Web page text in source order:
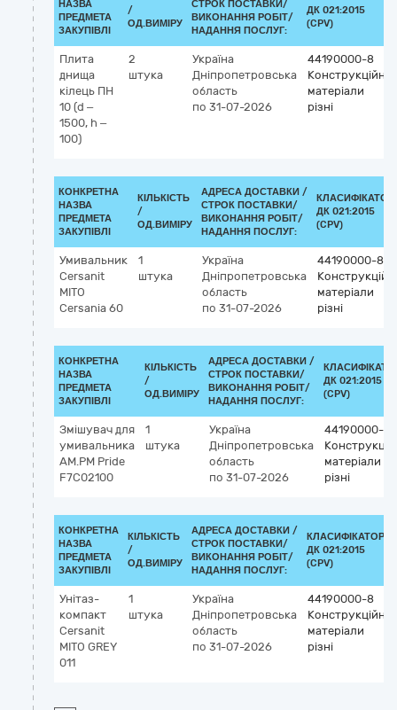
НАЗВА
ПРЕДМЕТА
ЗАКУПІВЛІ
/
ОД.ВИМІРУ
СТРОК ПОСТАВКИ/
ВИКОНАННЯ РОБІТ/
НАДАННЯ ПОСЛУГ:
ДК 021:2015
(CPV)
Плита
днища
кілець ПН
10 (d –
1500, h –
100)
2
штука
Україна
Дніпропетровська
область
по 31-07-2026
44190000-8
Конструкційні
матеріали
різні
КОНКРЕТНА
НАЗВА
ПРЕДМЕТА
ЗАКУПІВЛІ
КІЛЬКІСТЬ
/
ОД.ВИМІРУ
АДРЕСА ДОСТАВКИ /
СТРОК ПОСТАВКИ/
ВИКОНАННЯ РОБІТ/
НАДАННЯ ПОСЛУГ:
КЛАСИФІКАТОР
ДК 021:2015
(CPV)
Умивальник
Cersanit
MITO
Cersania 60
1
штука
Україна
Дніпропетровська
область
по 31-07-2026
44190000-8
Конструкційні
матеріали
різні
КОНКРЕТНА
НАЗВА
ПРЕДМЕТА
ЗАКУПІВЛІ
КІЛЬКІСТЬ
/
ОД.ВИМІРУ
АДРЕСА ДОСТАВКИ /
СТРОК ПОСТАВКИ/
ВИКОНАННЯ РОБІТ/
НАДАННЯ ПОСЛУГ:
ДК 021:2015
(CPV)
Змішувач для
умивальника
AM.PM Pride
F7C02100
1
штука
Україна
Дніпропетровська
область
по 31-07-2026
44190000-8
матеріали
різні
КОНКРЕТНА
НАЗВА
ПРЕДМЕТА
ЗАКУПІВЛІ
КІЛЬКІСТЬ
/
ОД.ВИМІРУ
АДРЕСА ДОСТАВКИ /
СТРОК ПОСТАВКИ/
ВИКОНАННЯ РОБІТ/
НАДАННЯ ПОСЛУГ:
КЛАСИФІКАТОР
ДК 021:2015
(CPV)
Унітаз-
компакт
Cersanit
MITO GREY
011
1
штука
Україна
Дніпропетровська
область
по 31-07-2026
44190000-8
Конструкційні
матеріали
різні